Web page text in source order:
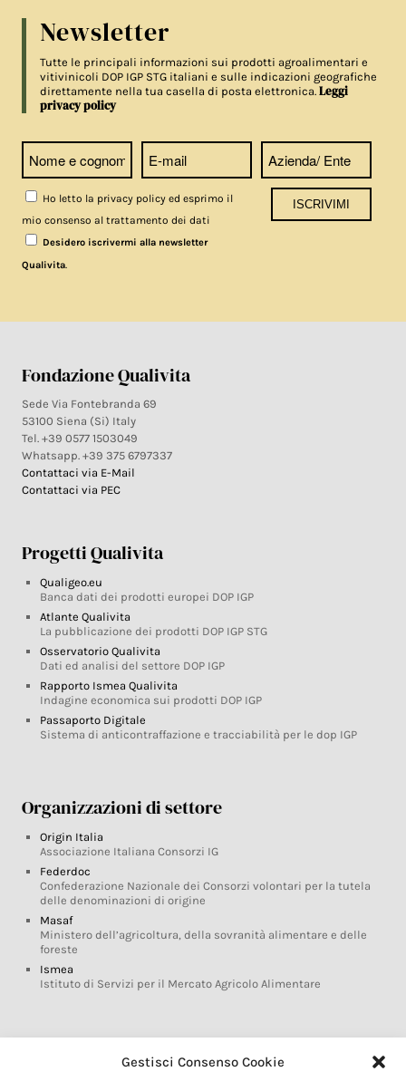
Gestisci Consenso Cookie
Newsletter
Tutte le principali informazioni sui prodotti agroalimentari e
vitivinicoli DOP IGP STG italiani e sulle indicazioni geografiche
direttamente nella tua casella di posta elettronica.Leggi
privacy policy
Ho letto la privacy policy ed esprimo il
mio consenso al trattamento dei dati
Desidero iscrivermi alla newsletter
Qualivita.
Fondazione Qualivita
Sede Via Fontebranda 69
53100 Siena (Si) Italy
Tel. +39 0577 1503049
Whatsapp. +39 375 6797337
Contattaci via E-Mail
Contattaci via PEC
Progetti Qualivita
Qualigeo.eu
Banca dati dei prodotti europei DOP IGP
Atlante Qualivita
La pubblicazione dei prodotti DOP IGP STG
Osservatorio Qualivita
Dati ed analisi del settore DOP IGP
Rapporto Ismea Qualivita
Indagine economica sui prodotti DOP IGP
Passaporto Digitale
Sistema di anticontraffazione e tracciabilità per le dop IGP
Organizzazioni di settore
Origin Italia
Associazione Italiana Consorzi IG
Federdoc
Confederazione Nazionale dei Consorzi volontari per la tutela
delle denominazioni di origine
Masaf
Ministero dell’agricoltura, della sovranità alimentare e delle
foreste
Ismea
Istituto di Servizi per il Mercato Agricolo Alimentare
Glossario DOP IGP